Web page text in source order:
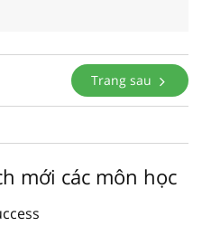
Trang sau
mới các môn học